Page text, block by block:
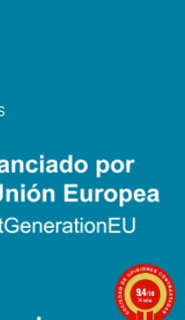
9.4/10
74 notas